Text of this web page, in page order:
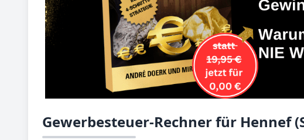
Gewerbesteuer-Rechner für Hennef